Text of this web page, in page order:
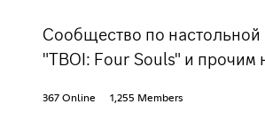
Сообщество по настольной
"TBOI: Four Souls" и прочим
367 Online 1,255 Members